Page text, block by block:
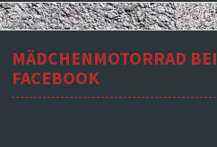
MÄDCHENMOTORRAD BEI
FACEBOOK